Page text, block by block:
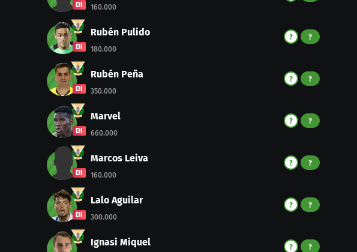
DI 160.000
DI
Rubén Pulido
180.000
? ?
DI
Rubén Peña
350.000
? ?
DI
Marvel
660.000
? ?
DI
Marcos Leiva
160.000
? ?
DI
Lalo Aguilar
300.000
? ?
Ignasi Miquel ? ?